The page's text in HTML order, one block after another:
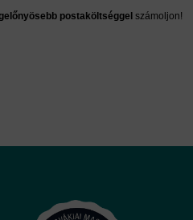
postaköltséggel számoljon!